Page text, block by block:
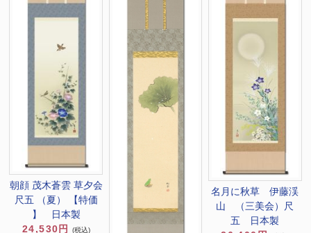
朝顔 茂木蒼雲 草夕会
尺五 （夏） 【特価
】 日本製
24,530円
(税込)
名月に秋草 伊藤渓
山 （三美会）尺
五 日本製